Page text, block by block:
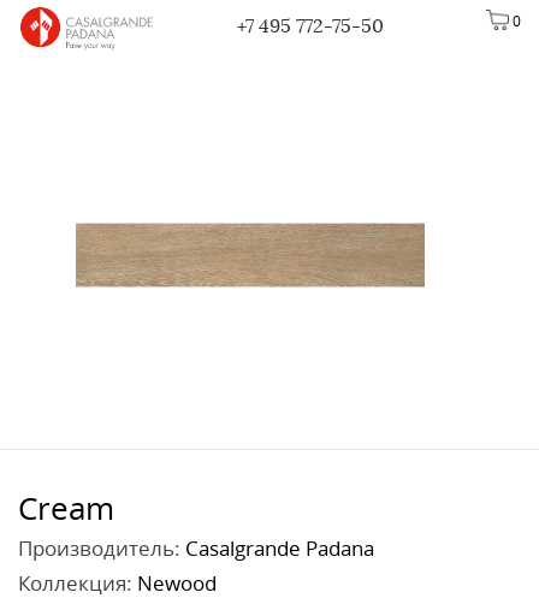
0
+7 495 772-75-50
Cream
Производитель: Casalgrande Padana
Коллекция: Newood